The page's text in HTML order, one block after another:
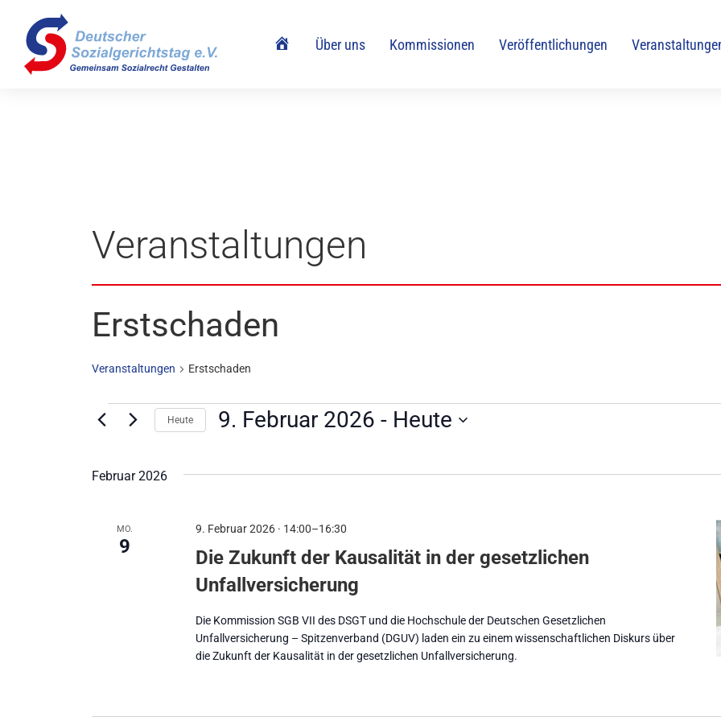
HomeÜber uns Kommissionen Veröffentlichungen
Veranstaltungen
Erstschaden
Veranstaltungen Erstschaden
Heute 9. Februar 2026 - Heute
wählen.
Februar 2026
MO.
9
Die Zukunft der Kausalität in der gesetzlichen
Unfallversicherung
9. Februar 2026 · 14:00–16:30
Die Kommission SGB VII des DSGT und die Hochschule der Deutschen Gesetzlichen
Unfallversicherung – Spitzenverband (DGUV) laden ein zu einem wissenschaftlichen Diskurs über
die Zukunft der Kausalität in der gesetzlichen Unfallversicherung.